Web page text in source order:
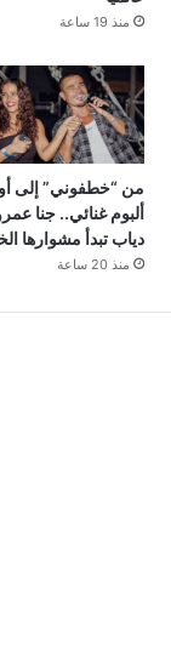
منذ 19 ساعة
من “خطفوني” إلى
ألبوم غنائي.. جنا
دياب تبدأ مشوارها
منذ 20 ساعة